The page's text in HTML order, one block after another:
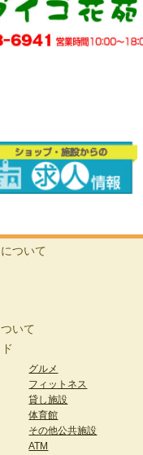
ついて
いて
グルメ
フィットネス
貸し施設
体育館
その他公共施設
ATM